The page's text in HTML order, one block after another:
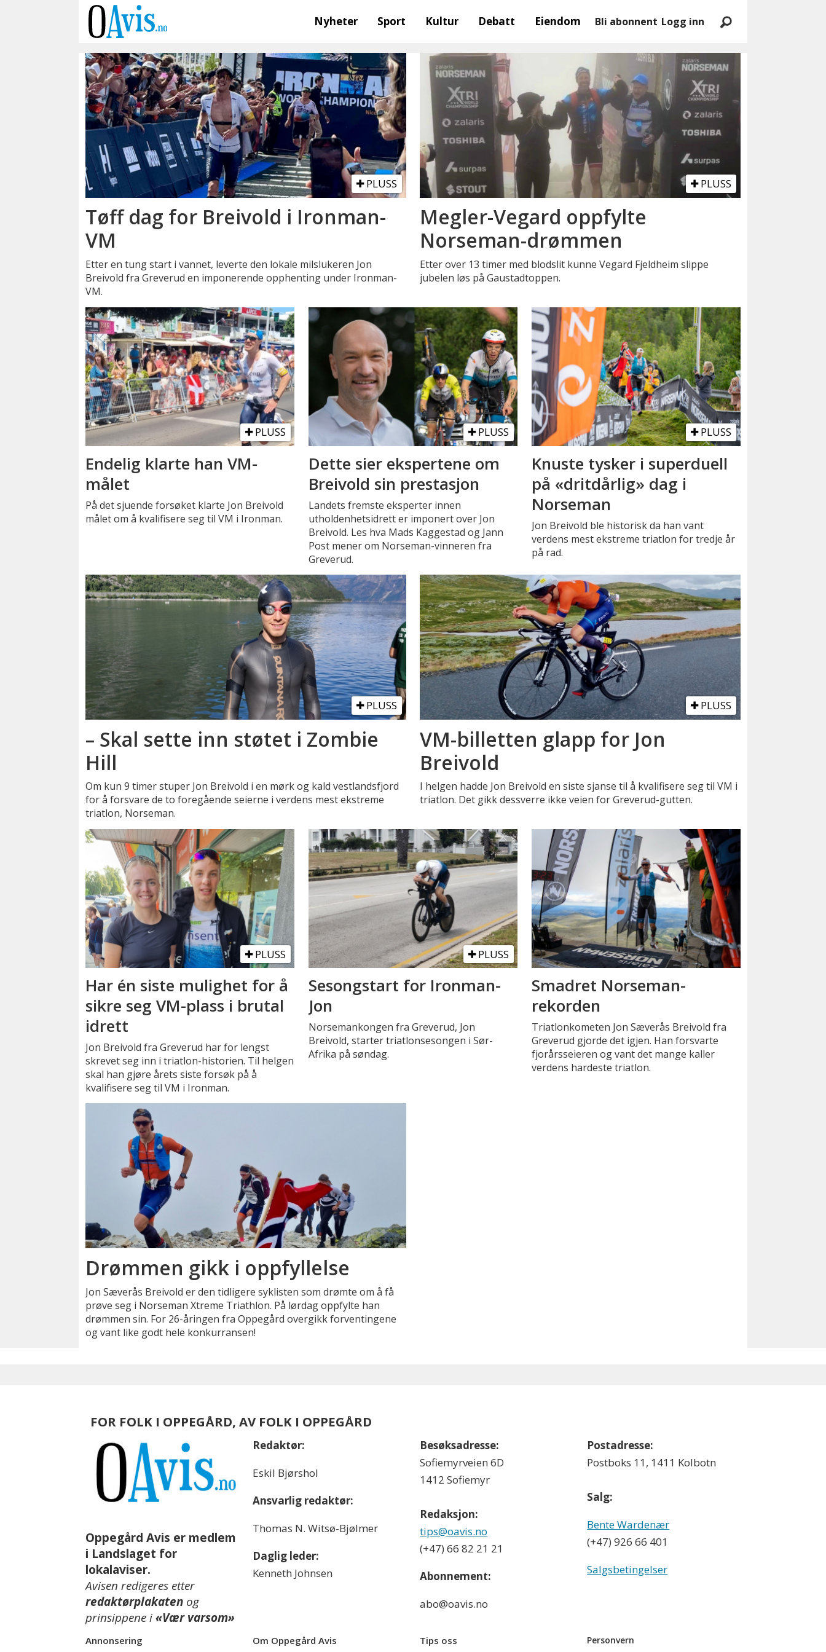
Nyheter Sport Kultur Debatt Eiendom Bli abonnent Logg inn
norseman
PLUSS
Tøff dag for Breivold i Ironman-
VM
Etter en tung start i vannet, leverte den lokale milslukeren Jon
Breivold fra Greverud en imponerende opphenting under Ironman-
VM.
PLUSS
Megler-Vegard oppfylte
Norseman-drømmen
Etter over 13 timer med blodslit kunne Vegard Fjeldheim slippe
jubelen løs på Gaustadtoppen.
PLUSS
Endelig klarte han VM-
målet
På det sjuende forsøket klarte Jon Breivold
målet om å kvalifisere seg til VM i Ironman.
PLUSS
Dette sier ekspertene om
Breivold sin prestasjon
Landets fremste eksperter innen
utholdenhetsidrett er imponert over Jon
Breivold. Les hva Mads Kaggestad og Jann
Post mener om Norseman-vinneren fra
Greverud.
PLUSS
Knuste tysker i superduell
på «dritdårlig» dag i
Norseman
Jon Breivold ble historisk da han vant
verdens mest ekstreme triatlon for tredje år
på rad.
PLUSS
– Skal sette inn støtet i Zombie
Hill
Om kun 9 timer stuper Jon Breivold i en mørk og kald vestlandsfjord
for å forsvare de to foregående seierne i verdens mest ekstreme
triatlon, Norseman.
PLUSS
VM-billetten glapp for Jon
Breivold
I helgen hadde Jon Breivold en siste sjanse til å kvalifisere seg til VM i
triatlon. Det gikk dessverre ikke veien for Greverud-gutten.
PLUSS
Har én siste mulighet for å
sikre seg VM-plass i brutal
idrett
Jon Breivold fra Greverud har for lengst
skrevet seg inn i triatlon-historien. Til helgen
skal han gjøre årets siste forsøk på å
kvalifisere seg til VM i Ironman.
PLUSS
Sesongstart for Ironman-
Jon
Norsemankongen fra Greverud, Jon
Breivold, starter triatlonsesongen i Sør-
Afrika på søndag.
Smadret Norseman-
rekorden
Triatlonkometen Jon Sæverås Breivold fra
Greverud gjorde det igjen. Han forsvarte
fjorårsseieren og vant det mange kaller
verdens hardeste triatlon.
Drømmen gikk i oppfyllelse
Jon Sæverås Breivold er den tidligere syklisten som drømte om å få
prøve seg i Norseman Xtreme Triathlon. På lørdag oppfylte han
drømmen sin. For 26-åringen fra Oppegård overgikk forventingene
og vant like godt hele konkurransen!
FOR FOLK I OPPEGÅRD, AV FOLK I OPPEGÅRD
Oppegård Avis er medlem
i Landslaget for
lokalaviser.
Avisen redigeres etter
redaktørplakaten og
prinsippene i«Vær varsom»
Redaktør:
Eskil Bjørshol
Ansvarlig redaktør:
Thomas N. Witsø-Bjølmer
Daglig leder:
Kenneth Johnsen
Besøksadresse:
Sofiemyrveien 6D
1412 Sofiemyr
Redaksjon:
tips@oavis.no
(+47) 66 82 21 21
Abonnement:
abo@oavis.no
Postadresse:
Postboks 11, 1411 Kolbotn
Salg:
Bente Wardenær
(+47) 926 66 401
Salgsbetingelser
Annonsering Om Oppegård Avis Tips oss Personvern